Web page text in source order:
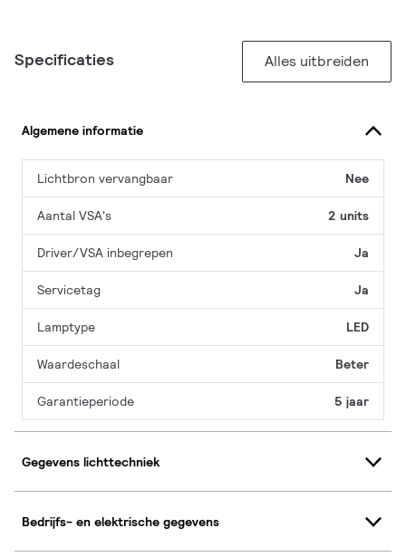
Specificaties Alles uitbreiden
Algemene informatie
Lichtbron vervangbaar Nee
Aantal VSA's 2 units
Driver/VSA inbegrepen Ja
Servicetag Ja
Lamptype LED
Waardeschaal Beter
Garantieperiode 5 jaar
Gegevens lichttechniek
Bedrijfs- en elektrische gegevens